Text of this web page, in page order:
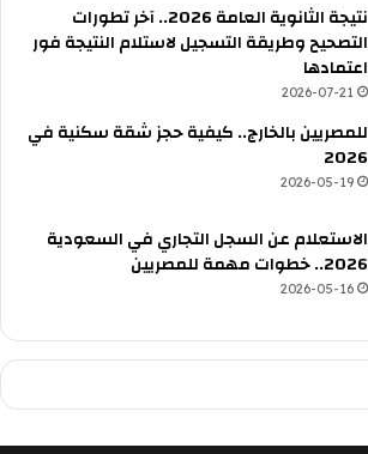
نتيجة الثانوية العامة 2026.. آخر تطورات
التصحيح وطريقة التسجيل لاستلام النتيجة فور
اعتمادها
2026-07-21
للمصريين بالخارج.. كيفية حجز شقة سكنية في
2026
2026-05-19
الاستعلام عن السجل التجاري في السعودية
2026.. خطوات مهمة للمصريين
2026-05-16